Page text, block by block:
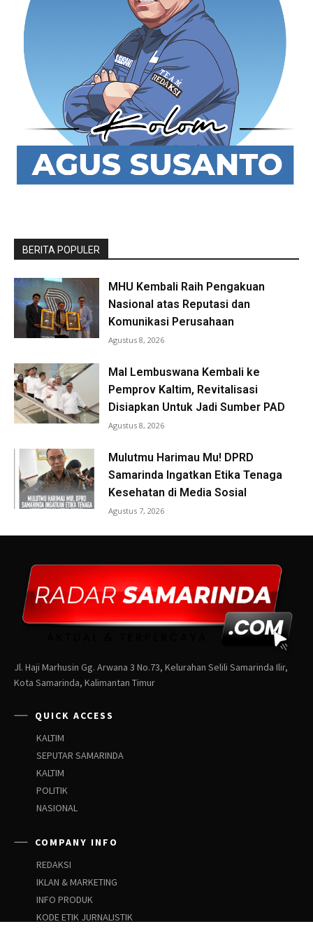
Jl. Haji Marhusin Gg. Arwana 3 No.73, Kelurahan Selili Samarinda Ilir,
Kota Samarinda, Kalimantan Timur
QUICK ACCESS
KALTIM
SEPUTAR SAMARINDA
KALTIM
POLITIK
NASIONAL
COMPANY INFO
REDAKSI
IKLAN & MARKETING
INFO PRODUK
KODE ETIK JURNALISTIK